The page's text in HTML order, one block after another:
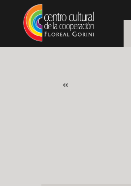
Pasar al contenido principal
Jump to main content
«